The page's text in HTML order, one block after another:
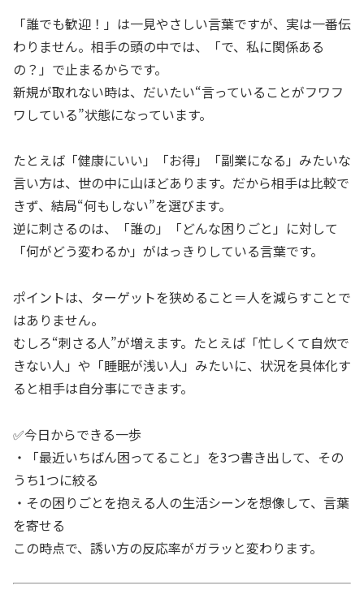
「誰でも歓迎！」は一見やさしい言葉ですが、実は一番伝
わりません。相手の頭の中では、「で、私に関係ある
の？」で止まるからです。
新規が取れない時は、だいたい“言っていることがフワフ
ワしている”状態になっています。
たとえば「健康にいい」「お得」「副業になる」みたいな
言い方は、世の中に山ほどあります。だから相手は比較で
きず、結局“何もしない”を選びます。
逆に刺さるのは、「誰の」「どんな困りごと」に対して
「何がどう変わるか」がはっきりしている言葉です。
ポイントは、ターゲットを狭めること＝人を減らすことで
はありません。
むしろ“刺さる人”が増えます。たとえば「忙しくて自炊で
きない人」や「睡眠が浅い人」みたいに、状況を具体化す
ると相手は自分事にできます。
✅今日からできる一歩
・「最近いちばん困ってること」を3つ書き出して、その
うち1つに絞る
・その困りごとを抱える人の生活シーンを想像して、言葉
を寄せる
この時点で、誘い方の反応率がガラッと変わります。